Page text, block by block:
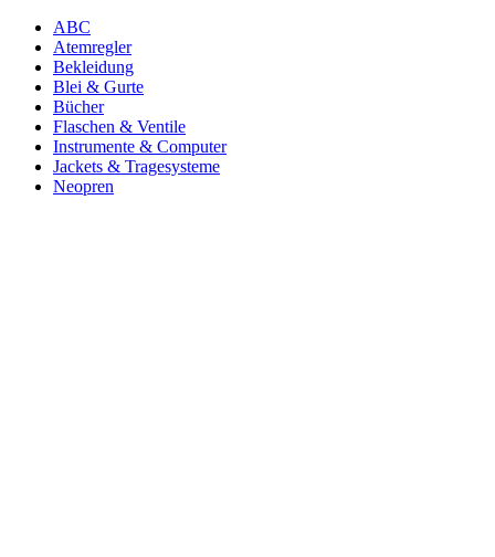
ABC
Atemregler
Bekleidung
Blei & Gurte
Bücher
Flaschen & Ventile
Instrumente & Computer
Jackets & Tragesysteme
Neopren